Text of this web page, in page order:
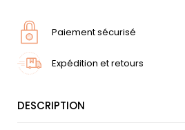
Paiement sécurisé
Expédition et retours
DESCRIPTION